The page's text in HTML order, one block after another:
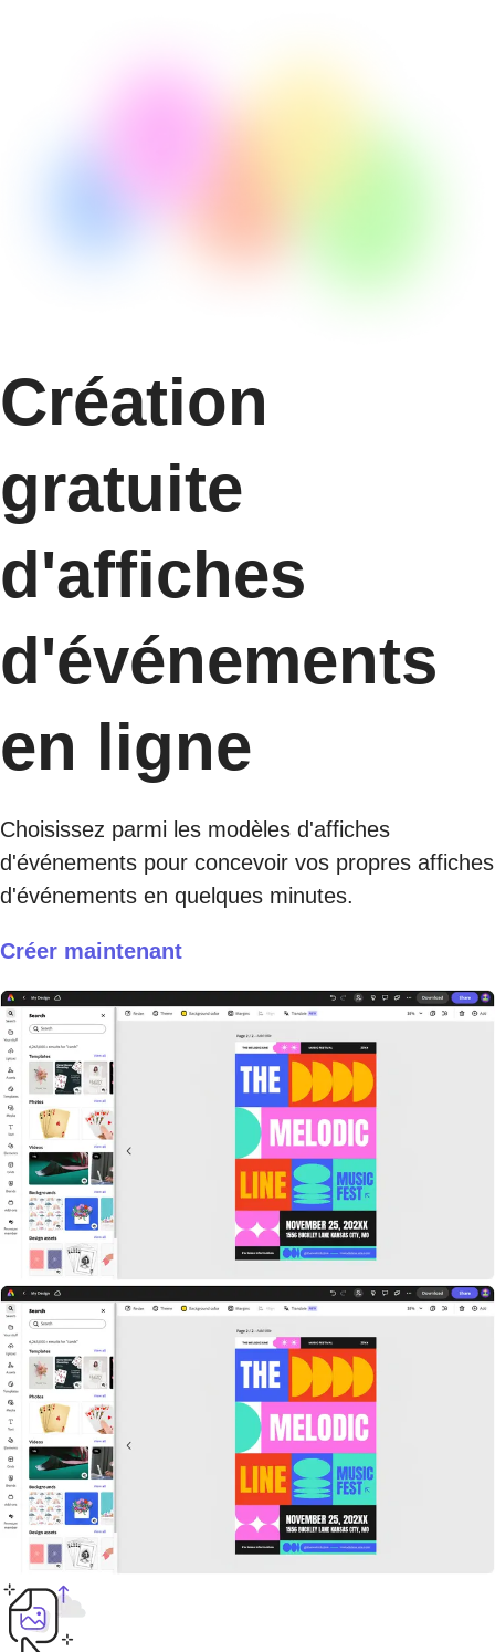
Création
gratuite
d'affiches
d'événements
en ligne
Choisissez parmi les modèles d'affiches
d'événements pour concevoir vos propres affiches
d'événements en quelques minutes.
Créer maintenant